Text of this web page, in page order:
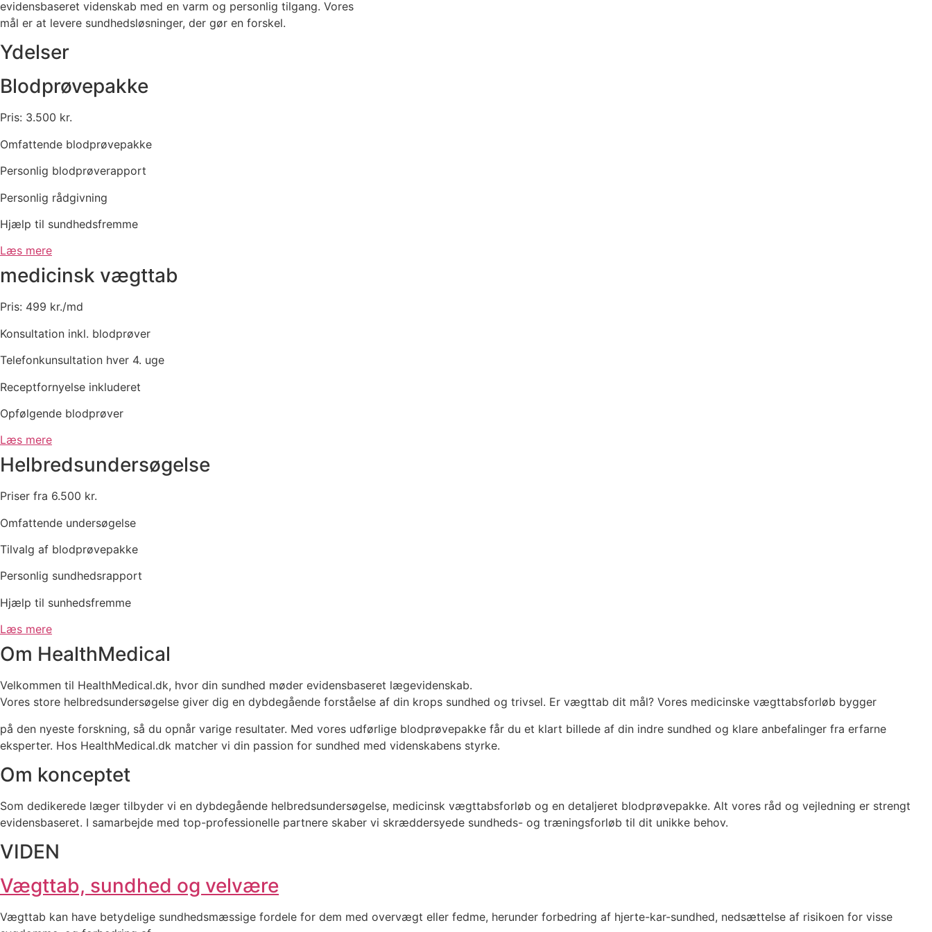
evidensbaseret videnskab med en varm og personlig tilgang. Vores
mål er at levere sundhedsløsninger, der gør en forskel.
Ydelser
Blodprøvepakke
Pris: 3.500 kr.
Omfattende blodprøvepakke
Personlig blodprøverapport
Personlig rådgivning
Hjælp til sundhedsfremme
Læs mere
medicinsk vægttab
Pris: 499 kr./md
Konsultation inkl. blodprøver
Telefonkunsultation hver 4. uge
Receptfornyelse inkluderet
Opfølgende blodprøver
Læs mere
Helbredsundersøgelse
Priser fra 6.500 kr.
Omfattende undersøgelse
Tilvalg af blodprøvepakke
Personlig sundhedsrapport
Hjælp til sunhedsfremme
Læs mere
Om HealthMedical
Velkommen til HealthMedical.dk, hvor din sundhed møder evidensbaseret lægevidenskab.
Vores store helbredsundersøgelse giver dig en dybdegående forståelse af din krops sundhed og trivsel. Er vægttab dit mål? Vores medicinske vægttabsforløb bygger
på den nyeste forskning, så du opnår varige resultater. Med vores udførlige blodprøvepakke får du et klart billede af din indre sundhed og klare anbefalinger fra erfarne
eksperter. Hos HealthMedical.dk matcher vi din passion for sundhed med videnskabens styrke.
Om konceptet
Som dedikerede læger tilbyder vi en dybdegående helbredsundersøgelse, medicinsk vægttabsforløb og en detaljeret blodprøvepakke. Alt vores råd og vejledning er strengt
evidensbaseret. I samarbejde med top-professionelle partnere skaber vi skræddersyede sundheds- og træningsforløb til dit unikke behov.
VIDEN
Vægttab, sundhed og velvære
Vægttab kan have betydelige sundhedsmæssige fordele for dem med overvægt eller fedme, herunder forbedring af hjerte-kar-sundhed, nedsættelse af risikoen for visse